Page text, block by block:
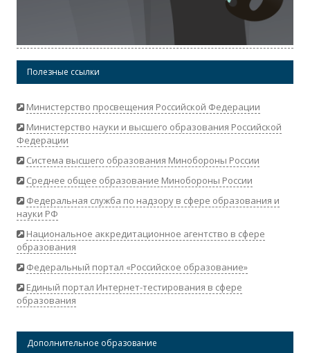
Полезные ссылки
Министерство просвещения Российской Федерации
Министерство науки и высшего образования Российской
Федерации
Система высшего образования Минобороны России
Среднее общее образование Минобороны России
Федеральная служба по надзору в сфере образования и
науки РФ
Национальное аккредитационное агентство в сфере
образования
Федеральный портал «Российское образование»
Единый портал Интернет-тестирования в сфере
образования
Дополнительное образование